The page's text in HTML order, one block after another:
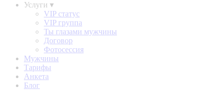
Услуги ▾
VIP статус
VIP группа
Ты глазами мужчины
Договор
Фотосессия
Мужчины
Тарифы
Анкета
Блог